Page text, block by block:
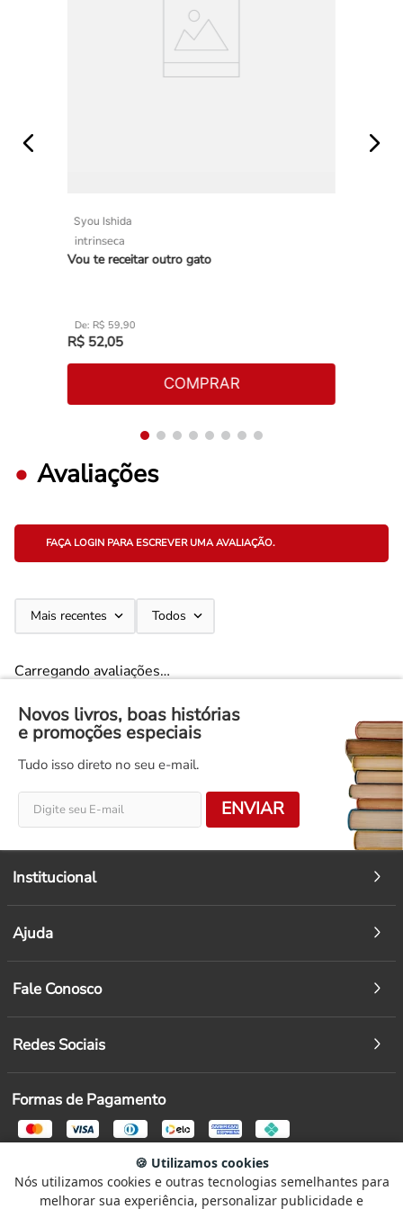
Syou Ishida
intrinseca
Vou te receitar outro gato
R$ 59,90
R$ 52,05
COMPRAR
Avaliações
FAÇA LOGIN PARA ESCREVER UMA AVALIAÇÃO.
Mais recentes Todos
Carregando avaliações…
Novos livros, boas histórias
e promoções especiais
Tudo isso direto no seu e-mail.
ENVIAR
Institucional
Ajuda
Fale Conosco
Redes Sociais
Formas de Pagamento
🍪 Utilizamos cookies
Nós utilizamos cookies e outras tecnologias semelhantes para
melhorar sua experiência, personalizar publicidade e
Como está sendo sua experiência?
Selecione